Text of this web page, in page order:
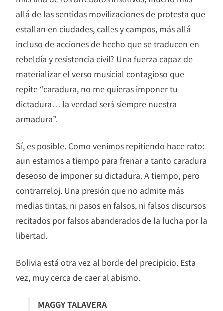
allá de las sentidas movilizaciones de protesta que
estallan en ciudades, calles y campos, más allá
incluso de acciones de hecho que se traducen en
rebeldía y resistencia civil? Una fuerza capaz de
materializar el verso musicial contagioso que
repite “caradura, no me quieras imponer tu
dictadura… la verdad será siempre nuestra
armadura”.
Sí, es posible. Como venimos repitiendo hace rato:
aun estamos a tiempo para frenar a tanto caradura
deseoso de imponer su dictadura. A tiempo, pero
contrarreloj. Una presión que no admite más
medias tintas, ni pasos en falsos, ni falsos discursos
recitados por falsos abanderados de la lucha por la
libertad.
Bolivia está otra vez al borde del precipicio. Esta
vez, muy cerca de caer al abismo.
MAGGY TALAVERA